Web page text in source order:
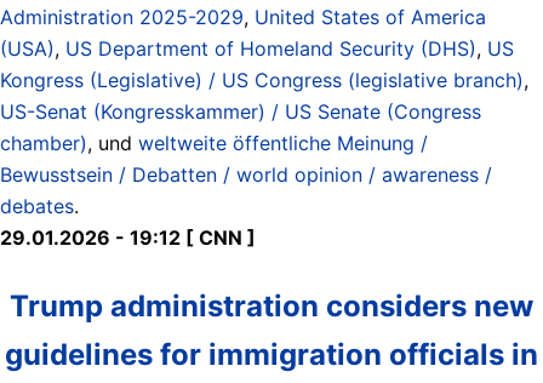
Administration 2025-2029, United States of America
(USA), US Department of Homeland Security (DHS), US
Kongress (Legislative) / US Congress (legislative branch),
US-Senat (Kongresskammer) / US Senate (Congress
chamber), und weltweite öffentliche Meinung /
Bewusstsein / Debatten / world opinion / awareness /
debates.
29.01.2026 - 19:12 [ CNN ]
Trump administration considers new
guidelines for immigration officials in